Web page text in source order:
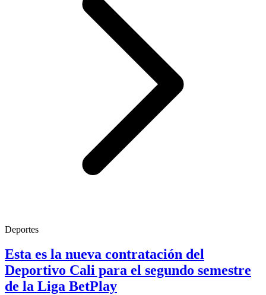
Deportes
Esta es la nueva contratación del
Deportivo Cali para el segundo semestre
de la Liga BetPlay